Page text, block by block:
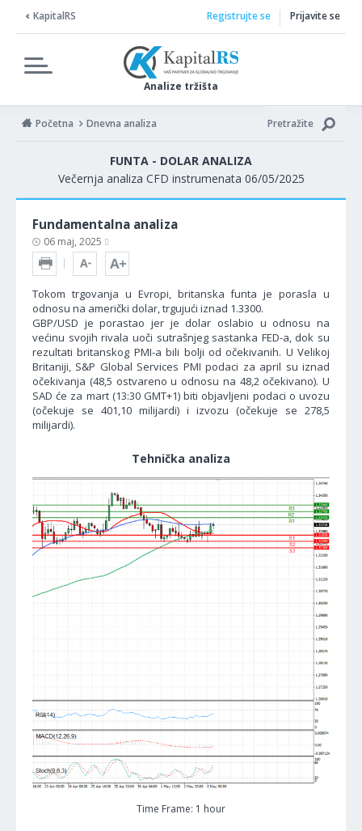
KapitalRS
Analize tržišta
Registrujte se Prijavite se
Početna Dnevna analiza Pretražite
FUNTA - DOLAR ANALIZA
Večernja analiza CFD instrumenata 06/05/2025
Fundamentalna analiza
06 maj, 2025
Tokom trgovanja u Evropi, britanska funta je porasla u
odnosu na američki dolar, trgujući iznad 1.3300.
GBP/USD je porastao jer je dolar oslabio u odnosu na
većinu svojih rivala uoči sutrašnjeg sastanka FED-a, dok su
rezultati britanskog PMI-a bili bolji od očekivanih. U Velikoj
Britaniji, S&P Global Services PMI podaci za april su iznad
očekivanja (48,5 ostvareno u odnosu na 48,2 očekivano). U
SAD će za mart (13:30 GMT+1) biti objavljeni podaci o uvozu
(očekuje se 401,10 milijardi) i izvozu (očekuje se 278,5
milijardi).
Tehnička analiza
Time Frame: 1 hour